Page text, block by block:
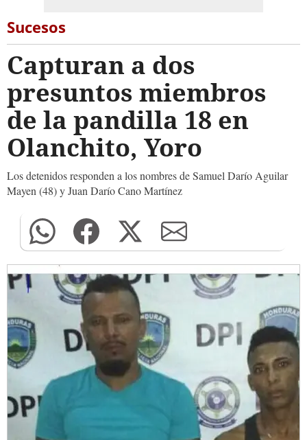
Sucesos
Capturan a dos
presuntos miembros
de la pandilla 18 en
Olanchito, Yoro
Los detenidos responden a los nombres de Samuel Darío Aguilar
Mayen (48) y Juan Darío Cano Martínez